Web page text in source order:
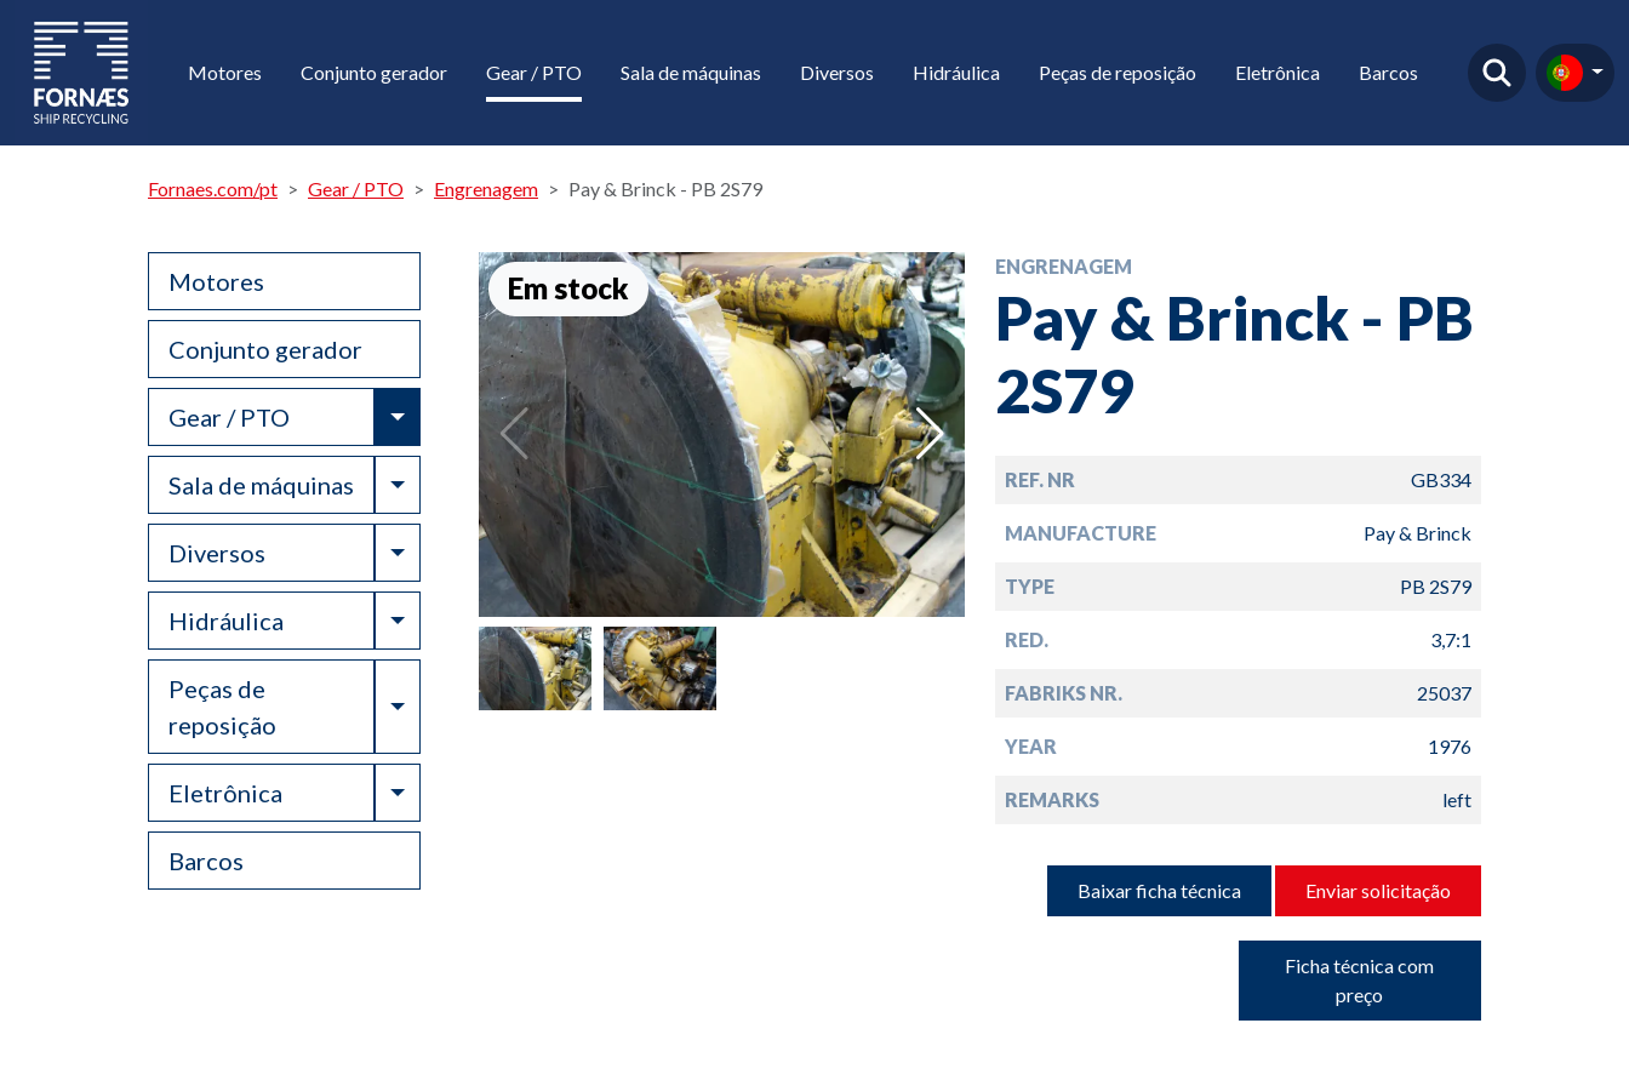
Motores Conjunto gerador Gear / PTO Sala de máquinas Diversos Hidráulica Peças de reposição Eletrônica Barcos
Fornaes.com/pt Gear / PTO Engrenagem Pay & Brinck - PB 2S79
Motores
Conjunto gerador
Gear / PTO Toggle Dropdown
Sala de máquinas Toggle Dropdown
Diversos Toggle Dropdown
Hidráulica Toggle Dropdown
Peças de
reposição
Toggle Dropdown
Eletrônica Toggle Dropdown
Barcos
Em stock
ENGRENAGEM
Pay & Brinck - PB
2S79
REF. NR GB334
MANUFACTURE Pay & Brinck
TYPE PB 2S79
RED. 3,7:1
FABRIKS NR. 25037
YEAR 1976
REMARKS left
Baixar ficha técnica Enviar solicitação
Ficha técnica com
preço